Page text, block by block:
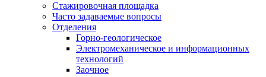
Стажировочная площадка
Часто задаваемые вопросы
Отделения
Горно-геологическое
Электромеханическое и информационных
технологий
Заочное